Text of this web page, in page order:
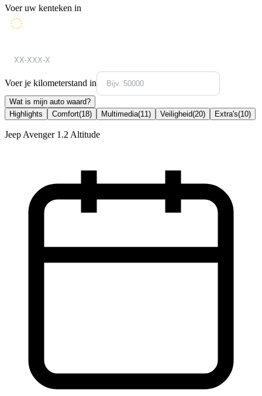
Voer uw kenteken in
Voer je kilometerstand in
Wat is mijn auto waard?
Highlights
Comfort(18) Multimedia(11) Veiligheid(20) Extra's(10)
Jeep Avenger 1.2 Altitude